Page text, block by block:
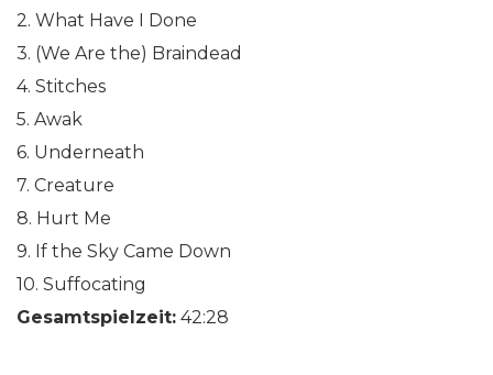
2. What Have I Done
3. (We Are the) Braindead
4. Stitches
5. Awak
6. Underneath
7. Creature
8. Hurt Me
9. If the Sky Came Down
10. Suffocating
Gesamtspielzeit: 42:28